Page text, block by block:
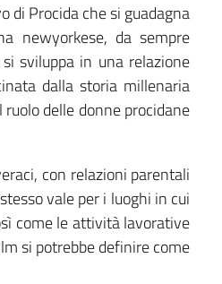
di Procida che si guadagna
newyorkese, da sempre
sviluppa in una relazione
dalla storia millenaria
delle donne procidane
con relazioni parentali
vale per i luoghi in cui
come le attività lavorative
si potrebbe definire come